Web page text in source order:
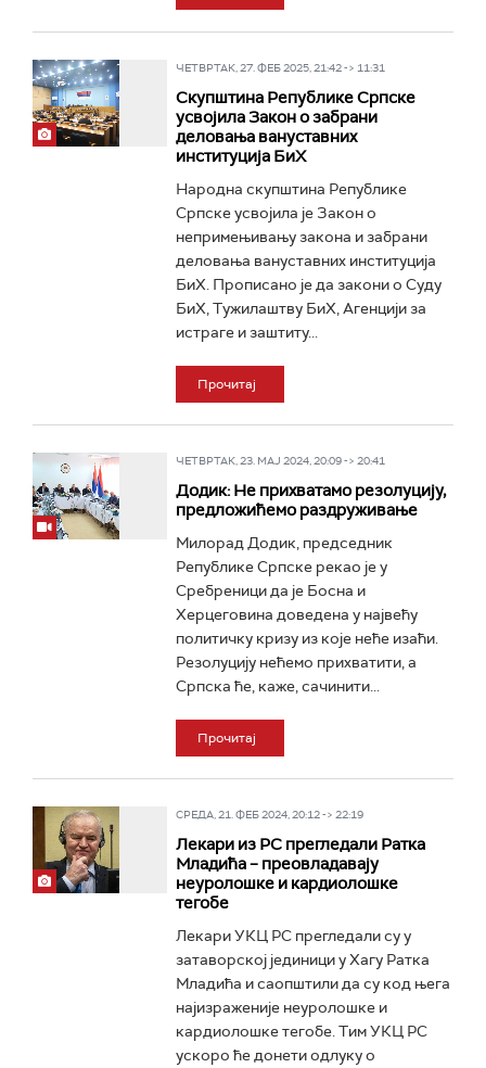
ЧЕТВРТАК, 27. ФЕБ 2025, 21:42 -> 11:31
Скупштина Републике Српске
усвојила Закон о забрани
деловања вануставних
институција БиХ
Народна скупштина Републике
Српске усвојила је Закон о
непримењивању закона и забрани
деловања вануставних институција
БиХ. Прописано је да закони о Суду
БиХ, Тужилаштву БиХ, Агенцији за
истраге и заштиту...
Прочитај
ЧЕТВРТАК, 23. МАЈ 2024, 20:09 -> 20:41
Додик: Не прихватамо резолуцију,
предложићемо раздруживање
Милорад Додик, председник
Републике Српске рекао је у
Сребреници да је Босна и
Херцеговина доведена у највећу
политичку кризу из које неће изаћи.
Резолуцију нећемо прихватити, а
Српска ће, каже, сачинити...
Прочитај
СРЕДА, 21. ФЕБ 2024, 20:12 -> 22:19
Лекари из РС прегледали Ратка
Младића – преовладавају
неуролошке и кардиолошке
тегобе
Лекари УКЦ РС прегледали су у
затаворској јединици у Хагу Ратка
Младића и саопштили да су код њега
најизраженије неуролошке и
кардиолошке тегобе. Тим УКЦ РС
ускоро ће донети одлуку о